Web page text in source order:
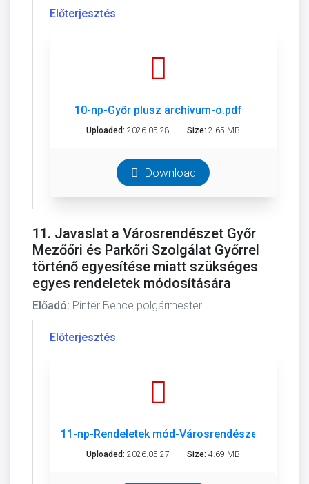
Előterjesztés
10-np-Győr plusz archívum-o.pdf
Uploaded: 2026.05.28 Size: 2.65 MB
Download
11. Javaslat a Városrendészet Győr
Mezőőri és Parkőri Szolgálat Győrrel
történő egyesítése miatt szükséges
egyes rendeletek módosítására
Előadó: Pintér Bence polgármester
Előterjesztés
11-np-Rendeletek mód-Városrendészet-
Uploaded: 2026.05.27 Size: 4.69 MB